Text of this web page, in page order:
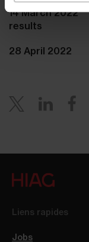
14 March
results
28 April 2022
Liens rapides
Jobs